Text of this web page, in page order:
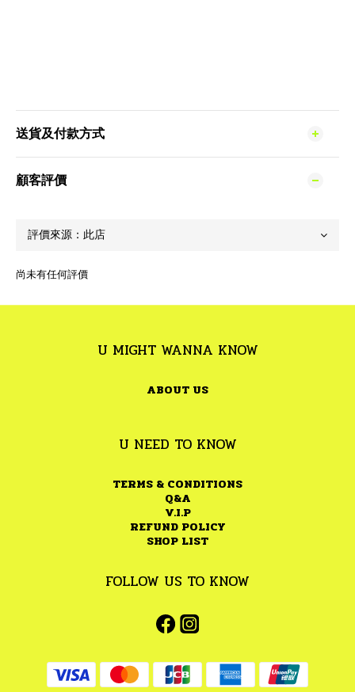
送貨及付款方式
顧客評價
尚未有任何評價
U MIGHT WANNA KNOW
ABOUT US
U NEED TO KNOW
TERMS & CONDITIONS
Q&A
V.I.P
REFUND POLICY
SHOP LIST
FOLLOW US TO KNOW